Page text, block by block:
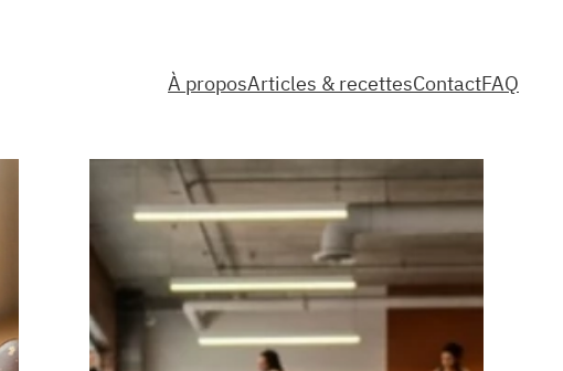
À proposArticles & recettesContactFAQ